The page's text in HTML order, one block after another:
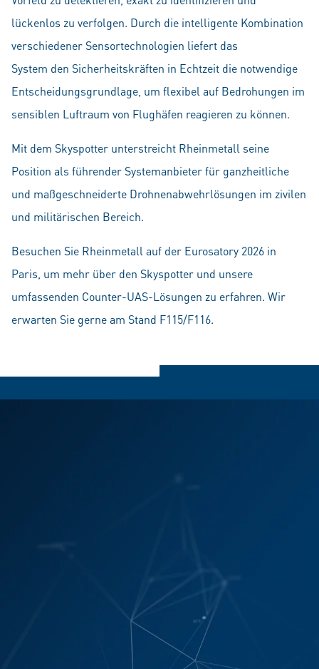
lückenlos zu verfolgen. Durch die intelligente Kombination
verschiedener Sensortechnologien liefert das
System den Sicherheitskräften in Echtzeit die notwendige
Entscheidungsgrundlage, um flexibel auf Bedrohungen im
sensiblen Luftraum von Flughäfen reagieren zu können.
Mit dem Skyspotter unterstreicht Rheinmetall seine
Position als führender Systemanbieter für ganzheitliche
und maßgeschneiderte Drohnenabwehrlösungen im zivilen
und militärischen Bereich.
Besuchen Sie Rheinmetall auf der Eurosatory 2026 in
Paris, um mehr über den Skyspotter und unsere
umfassenden Counter-UAS-Lösungen zu erfahren. Wir
erwarten Sie gerne am Stand F115/F116.